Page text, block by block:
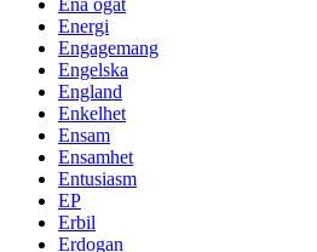
Energi
Engagemang
Engelska
England
Enkelhet
Ensam
Ensamhet
Entusiasm
EP
Erbil
Erdogan